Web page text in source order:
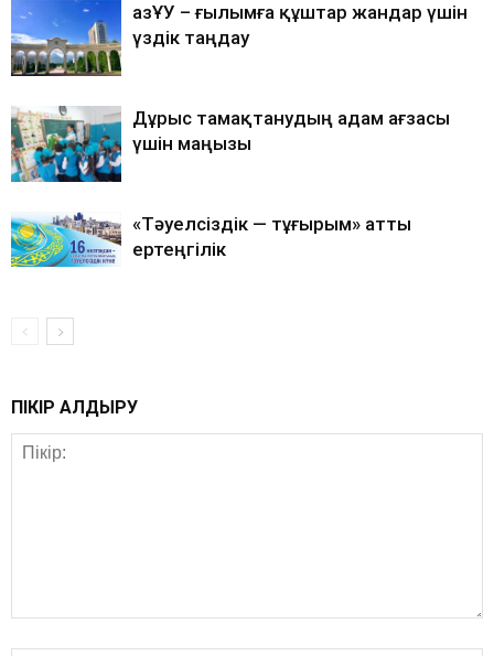
ҚазҰУ – ғылымға құштар жандар үшін
үздік таңдау
Дұрыс тамақтанудың адам ағзасы
үшін маңызы
«Тәуелсіздік — тұғырым» атты
ертеңгілік
ПІКІР ҚАЛДЫРУ